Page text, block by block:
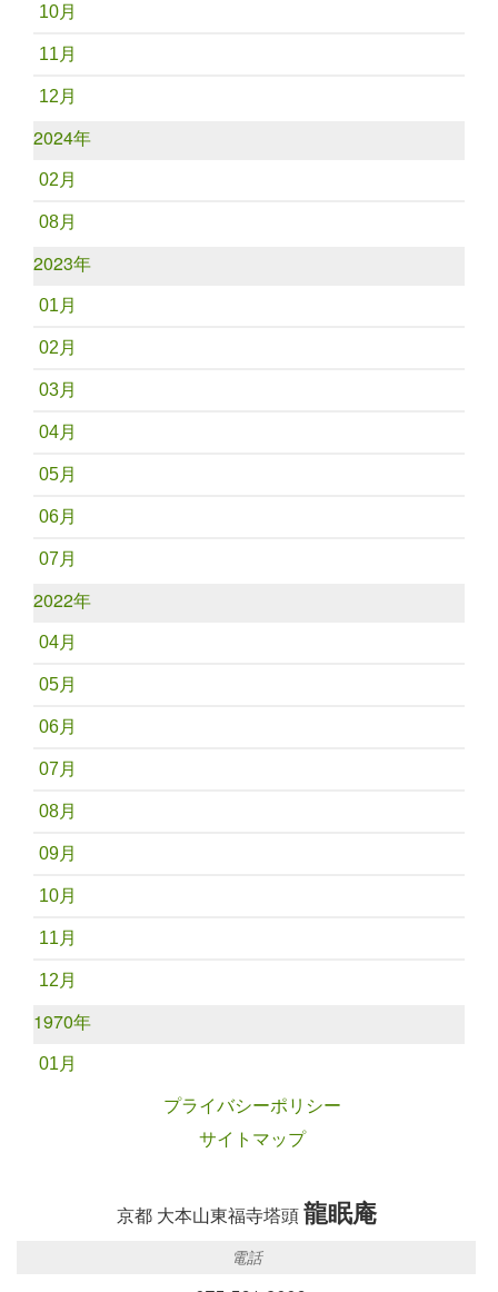
10月
11月
12月
2024年
02月
08月
2023年
01月
02月
03月
04月
05月
06月
07月
2022年
04月
05月
06月
07月
08月
09月
10月
11月
12月
1970年
01月
プライバシーポリシー
サイトマップ
京都 大本山東福寺塔頭龍眠庵
電話